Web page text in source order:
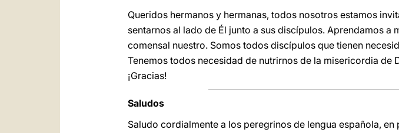
Queridos hermanos y hermanas, todos nosotros estamos
sentarnos al lado de Él junto a sus discípulos. Aprendamos
comensal nuestro. Somos todos discípulos que tienen
Tenemos todos necesidad de nutrirnos de la misericordia
¡Gracias!
Saludos
Saludo cordialmente a los peregrinos de lengua española,